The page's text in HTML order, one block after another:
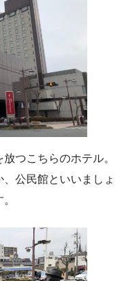
つこちらのホテル。
公民館といいましょ